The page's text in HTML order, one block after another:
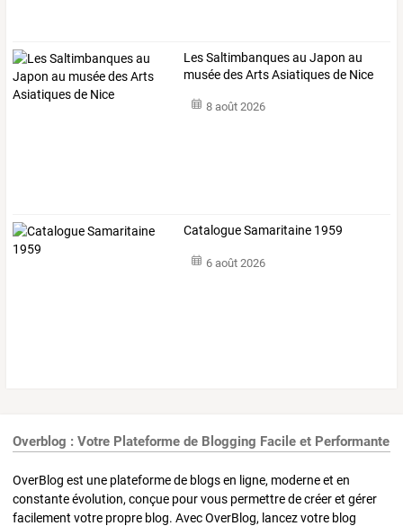
Les Saltimbanques au Japon au
musée des Arts Asiatiques de Nice
8 août 2026
Catalogue Samaritaine 1959
6 août 2026
Overblog : Votre Plateforme de Blogging Facile et Performante
OverBlog est une plateforme de blogs en ligne, moderne et en
constante évolution, conçue pour vous permettre de créer et gérer
facilement votre propre blog. Avec OverBlog, lancez votre blog